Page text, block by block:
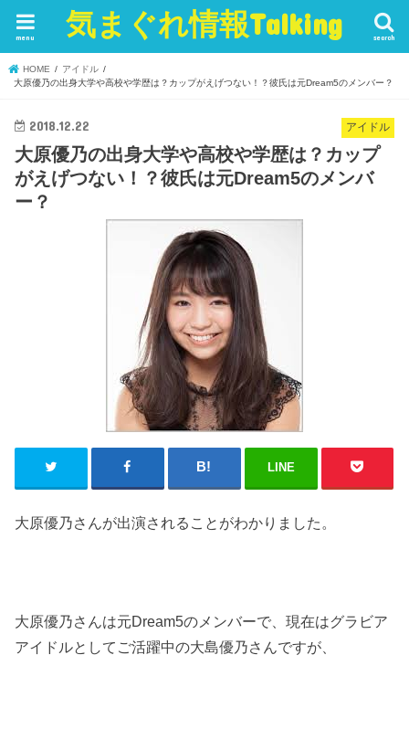
気まぐれ情報Talking search
menu
HOME
アイドル
大原優乃の出身大学や高校や学歴は？カップがえげつない！？彼氏は元Dream5のメンバー？
アイドル
2018.12.22
大原優乃の出身大学や高校や学歴は？カップ
がえげつない！？彼氏は元Dream5のメンバ
ー？
LINE
大原優乃さんが出演されることがわかりました。
大原優乃さんは元Dream5のメンバーで、現在はグラビア
アイドルとしてご活躍中の大島優乃さんですが、